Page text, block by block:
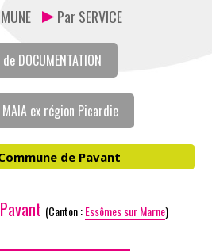
Par SERVICE
DOCUMENTATION
ex région Picardie
de Pavant
Pavant (Canton :Essômes sur Marne)